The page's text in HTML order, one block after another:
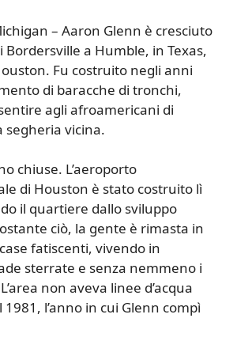
– Aaron Glenn è cresciuto
a Humble, in Texas,
Fu costruito negli anni
di baracche di tronchi,
agli afroamericani di
segheria vicina.
chiuse. L’aeroporto
di Houston è stato costruito lì
il quartiere dallo sviluppo
ciò, la gente è rimasta in
fatiscenti, vivendo in
sterrate e senza nemmeno i
non aveva linee d’acqua
l’anno in cui Glenn compì